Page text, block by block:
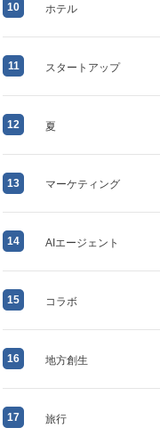
10 ホテル
11 スタートアップ
12 夏
13 マーケティング
14 AIエージェント
15 コラボ
16 地方創生
17 旅行